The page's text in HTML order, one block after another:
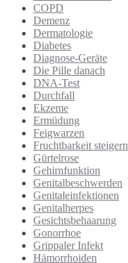
COPD
Demenz
Dermatologie
Diabetes
Diagnose-Geräte
Die Pille danach
DNA-Test
Durchfall
Ekzeme
Ermüdung
Feigwarzen
Fruchtbarkeit steigern
Gürtelrose
Gehirnfunktion
Genitalbeschwerden
Genitaleinfektionen
Genitalherpes
Gesichtsbehaarung
Gonorrhoe
Grippaler Infekt
Hämorrhoiden